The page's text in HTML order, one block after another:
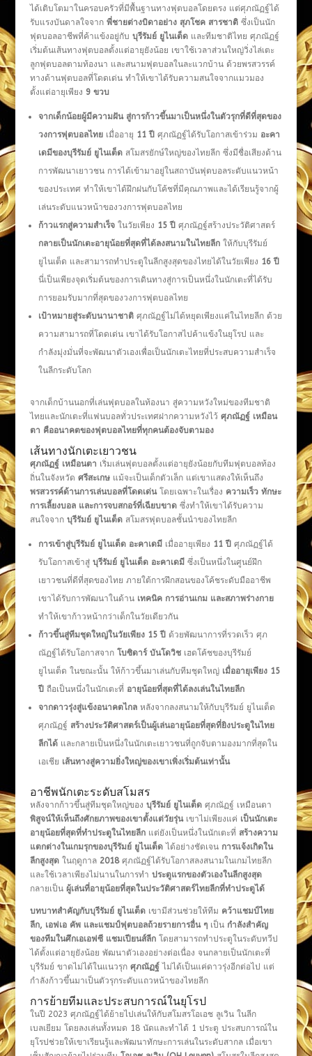
ได้เติบโตมาในครอบครัวที่มีพื้นฐานทางฟุตบอลโดยตรง แต่ศุภณัฏฐ์ได้
รับแรงบันดาลใจจาก พี่ชายต่างบิดาอย่าง สุภโชค สารชาติซึ่งเป็นนัก
ฟุตบอลอาชีพที่ค้าแข้งอยู่กับ บุรีรัมย์ ยูไนเต็ดและทีมชาติไทย ศุภณัฏฐ์
เริ่มต้นเส้นทางฟุตบอลตั้งแต่อายุยังน้อย เขาใช้เวลาส่วนใหญ่วิ่งไล่เตะ
ลูกฟุตบอลตามท้องนา และสนามฟุตบอลในละแวกบ้าน ด้วยพรสวรรค์
ทางด้านฟุตบอลที่โดดเด่น ทำให้เขาได้รับความสนใจจากแมวมอง
ตั้งแต่อายุเพียง 9 ขวบ
จากเด็กน้อยผู้มีความฝัน สู่การก้าวขึ้นมาเป็นหนึ่งในตัวรุกที่ดีที่สุดของ
วงการฟุตบอลไทยเมื่ออายุ 11 ปี ศุภณัฏฐ์ได้รับโอกาสเข้าร่วม อะคา
เดมีของบุรีรัมย์ ยูไนเต็ดสโมสรยักษ์ใหญ่ของไทยลีก ซึ่งมีชื่อเสียงด้าน
การพัฒนาเยาวชน การได้เข้ามาอยู่ในสถาบันฟุตบอลระดับแนวหน้า
ของประเทศ ทำให้เขาได้ฝึกฝนกับโค้ชที่มีคุณภาพและได้เรียนรู้จากผู้
เล่นระดับแนวหน้าของวงการฟุตบอลไทย
ก้าวแรกสู่ความสำเร็จในวัยเพียง 15 ปี ศุภณัฏฐ์สร้างประวัติศาสตร์
กลายเป็นนักเตะอายุน้อยที่สุดที่ได้ลงสนามในไทยลีกให้กับบุรีรัมย์
ยูไนเต็ด และสามารถทำประตูในลีกสูงสุดของไทยได้ในวัยเพียง 16 ปี
นี่เป็นเพียงจุดเริ่มต้นของการเดินทางสู่การเป็นหนึ่งในนักเตะที่ได้รับ
การยอมรับมากที่สุดของวงการฟุตบอลไทย
เป้าหมายสู่ระดับนานาชาติศุภณัฏฐ์ไม่ได้หยุดเพียงแค่ในไทยลีก ด้วย
ความสามารถที่โดดเด่น เขาได้รับโอกาสไปค้าแข้งในยุโรป และ
กำลังมุ่งมั่นที่จะพัฒนาตัวเองเพื่อเป็นนักเตะไทยที่ประสบความสำเร็จ
ในลีกระดับโลก
จากเด็กบ้านนอกที่เล่นฟุตบอลในท้องนา สู่ความหวังใหม่ของทีมชาติ
ไทยและนักเตะที่แฟนบอลทั่วประเทศฝากความหวังไว้ ศุภณัฏฐ์ เหมือน
ตา คืออนาคตของฟุตบอลไทยที่ทุกคนต้องจับตามอง
เส้นทางนักเตะเยาวชน
ศุภณัฏฐ์ เหมือนตา เริ่มเล่นฟุตบอลตั้งแต่อายุยังน้อยกับทีมฟุตบอลท้อง
ถิ่นในจังหวัด ศรีสะเกษแม้จะเป็นเด็กตัวเล็ก แต่เขาแสดงให้เห็นถึง
พรสวรรค์ด้านการเล่นบอลที่โดดเด่นโดยเฉพาะในเรื่อง ความเร็ว ทักษะ
การเลี้ยงบอล และการจบสกอร์ที่เฉียบขาดซึ่งทำให้เขาได้รับความ
สนใจจาก บุรีรัมย์ ยูไนเต็ดสโมสรฟุตบอลชั้นนำของไทยลีก
การเข้าสู่บุรีรัมย์ ยูไนเต็ด อะคาเดมีเมื่ออายุเพียง 11 ปี ศุภณัฏฐ์ได้
รับโอกาสเข้าสู่ บุรีรัมย์ ยูไนเต็ด อะคาเดมีซึ่งเป็นหนึ่งในศูนย์ฝึก
เยาวชนที่ดีที่สุดของไทย ภายใต้การฝึกสอนของโค้ชระดับมืออาชีพ
เขาได้รับการพัฒนาในด้าน เทคนิค การอ่านเกม และสภาพร่างกาย
ทำให้เขาก้าวหน้ากว่าเด็กในวัยเดียวกัน
ก้าวขึ้นสู่ทีมชุดใหญ่ในวัยเพียง 15 ปี ด้วยพัฒนาการที่รวดเร็ว ศุภ
ณัฏฐ์ได้รับโอกาสจาก โบซิดาร์ บันโดวิชเฮดโค้ชของบุรีรัมย์
ยูไนเต็ด ในขณะนั้น ให้ก้าวขึ้นมาเล่นกับทีมชุดใหญ่ เมื่ออายุเพียง 15
ปี ถือเป็นหนึ่งในนักเตะที่ อายุน้อยที่สุดที่ได้ลงเล่นในไทยลีก
จากดาวรุ่งสู่แข้งอนาคตไกลหลังจากลงสนามให้กับบุรีรัมย์ ยูไนเต็ด
ศุภณัฏฐ์ สร้างประวัติศาสตร์เป็นผู้เล่นอายุน้อยที่สุดที่ยิงประตูในไทย
ลีกได้และกลายเป็นหนึ่งในนักเตะเยาวชนที่ถูกจับตามองมากที่สุดใน
เอเชีย เส้นทางสู่ความยิ่งใหญ่ของเขาเพิ่งเริ่มต้นเท่านั้น
อาชีพนักเตะระดับสโมสร
หลังจากก้าวขึ้นสู่ทีมชุดใหญ่ของ บุรีรัมย์ ยูไนเต็ดศุภณัฏฐ์ เหมือนตา
พิสูจน์ให้เห็นถึงศักยภาพของเขาตั้งแต่วัยรุ่นเขาไม่เพียงแค่ เป็นนักเตะ
อายุน้อยที่สุดที่ทำประตูในไทยลีกแต่ยังเป็นหนึ่งในนักเตะที่ สร้างความ
แตกต่างในเกมรุกของบุรีรัมย์ ยูไนเต็ดได้อย่างชัดเจน การแจ้งเกิดใน
ลีกสูงสุดในฤดูกาล 2018ศุภณัฏฐ์ได้รับโอกาสลงสนามในเกมไทยลีก
และใช้เวลาเพียงไม่นานในการทำ ประตูแรกของตัวเองในลีกสูงสุด
กลายเป็น ผู้เล่นที่อายุน้อยที่สุดในประวัติศาสตร์ไทยลีกที่ทำประตูได้
บทบาทสำคัญกับบุรีรัมย์ ยูไนเต็ดเขามีส่วนช่วยให้ทีม คว้าแชมป์ไทย
ลีก, เอฟเอ คัพ และแชมป์ฟุตบอลถ้วยรายการอื่น ๆเป็น กำลังสำคัญ
ของทีมในศึกเอเอฟซี แชมเปียนส์ลีกโดยสามารถทำประตูในระดับทวีป
ได้ตั้งแต่อายุยังน้อย พัฒนาตัวเองอย่างต่อเนื่อง จนกลายเป็นนักเตะที่
บุรีรัมย์ ขาดไม่ได้ในแนวรุก ศุภณัฏฐ์ไม่ได้เป็นแค่ดาวรุ่งอีกต่อไป แต่
กำลังก้าวขึ้นมาเป็นตัวรุกระดับแถวหน้าของไทยลีก
การย้ายทีมและประสบการณ์ในยุโรป
ในปี 2023 ศุภณัฏฐ์ได้ย้ายไปเล่นให้กับสโมสรโอเอช ลูเวิน ในลีก
เบลเยียม โดยลงเล่นทั้งหมด 18 นัดและทำได้ 1 ประตู ประสบการณ์ใน
ยุโรปช่วยให้เขาเรียนรู้และพัฒนาทักษะการเล่นในระดับสากล เมื่อเขา